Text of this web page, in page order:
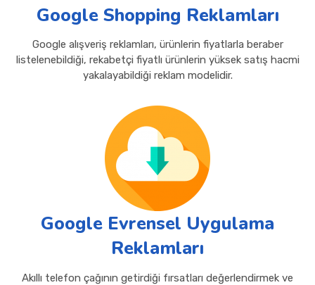
Google Shopping Reklamları
Google alışveriş reklamları, ürünlerin fiyatlarla beraber
listelenebildiği, rekabetçi fiyatlı ürünlerin yüksek satış hacmi
yakalayabildiği reklam modelidir.
Google Evrensel Uygulama
Reklamları
Akıllı telefon çağının getirdiği fırsatları değerlendirmek ve